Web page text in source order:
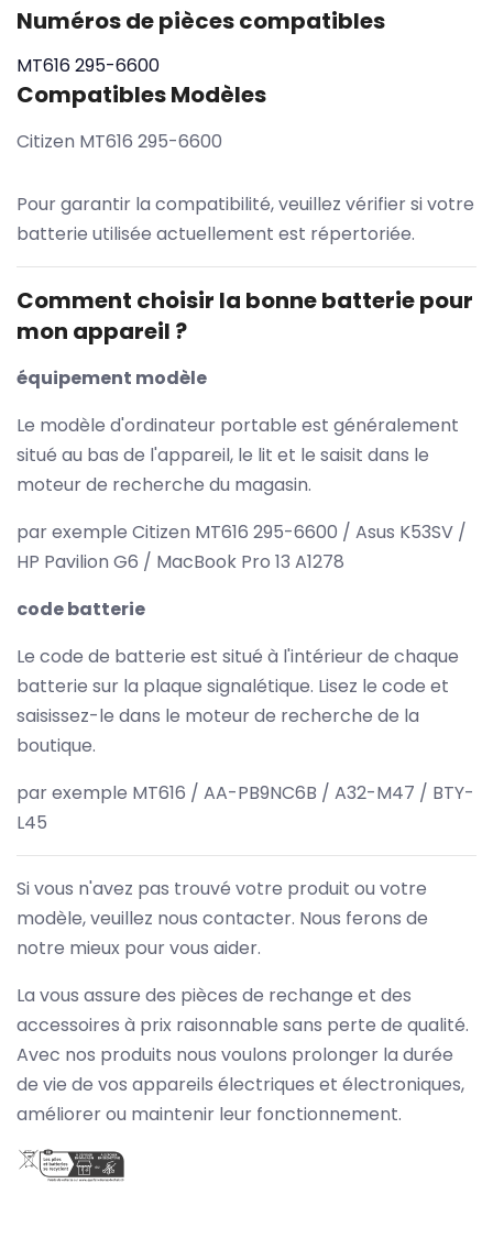
Numéros de pièces compatibles
MT616295-6600
Compatibles Modèles
Citizen MT616 295-6600
Pour garantir la compatibilité, veuillez vérifier si votre
batterie utilisée actuellement est répertoriée.
Comment choisir la bonne batterie pour
mon appareil ?
équipement modèle
Le modèle d'ordinateur portable est généralement
situé au bas de l'appareil, le lit et le saisit dans le
moteur de recherche du magasin.
par exemple Citizen MT616 295-6600 / Asus K53SV /
HP Pavilion G6 / MacBook Pro 13 A1278
code batterie
Le code de batterie est situé à l'intérieur de chaque
batterie sur la plaque signalétique. Lisez le code et
saisissez-le dans le moteur de recherche de la
boutique.
par exemple MT616 / AA-PB9NC6B / A32-M47 / BTY-
L45
Si vous n'avez pas trouvé votre produit ou votre
modèle, veuillez nous contacter. Nous ferons de
notre mieux pour vous aider.
La vous assure des pièces de rechange et des
accessoires à prix raisonnable sans perte de qualité.
Avec nos produits nous voulons prolonger la durée
de vie de vos appareils électriques et électroniques,
améliorer ou maintenir leur fonctionnement.